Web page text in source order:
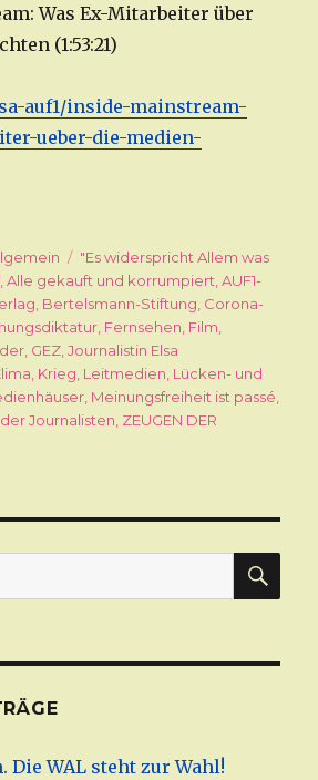
Was Ex-Mitarbeiter über
(1:53:21)
auf1/inside-mainstream-
ueber-die-medien-
Schlagwörter
"Es widerspricht Allem was
,Alle gekauft und korrumpiert,AUF1-
, Bertelsmann-Stiftung, Corona-
, Fernsehen, Film,
, GEZ,Journalistin Elsa
, Krieg, Leitmedien, Lücken- und
, Meinungsfreiheit ist passé,
Journalisten, ZEUGEN DER
Die WAL steht zur Wahl!